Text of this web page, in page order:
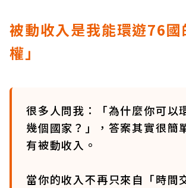
被動收入是我能環遊76國
權」
很多人問我：「為什麼你可以
幾個國家？」，答案其實很簡
有被動收入。
當你的收入不再只來自「時間